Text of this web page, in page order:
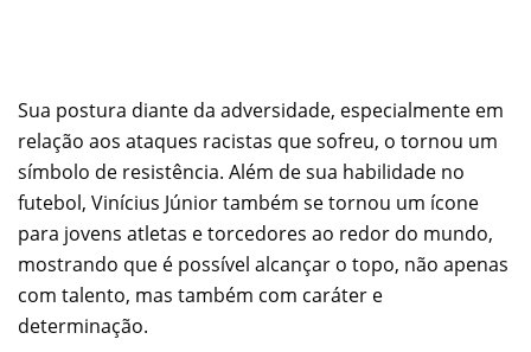
Sua postura diante da adversidade, especialmente em
relação aos ataques racistas que sofreu, o tornou um
símbolo de resistência. Além de sua habilidade no
futebol, Vinícius Júnior também se tornou um ícone
para jovens atletas e torcedores ao redor do mundo,
mostrando que é possível alcançar o topo, não apenas
com talento, mas também com caráter e
determinação.